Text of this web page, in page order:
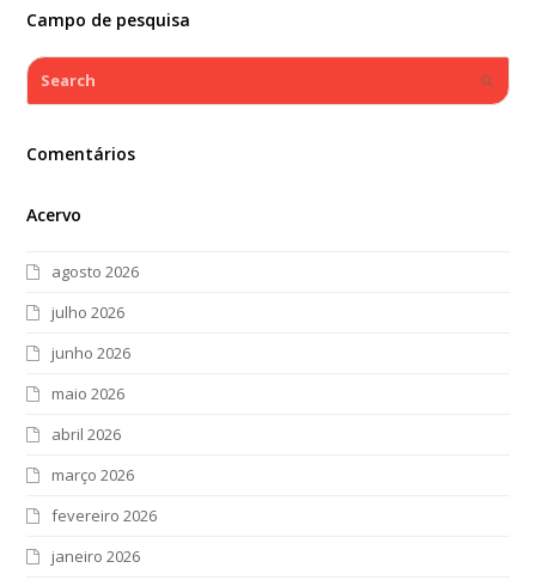
Campo de pesquisa
Search
Comentários
Acervo
agosto 2026
julho 2026
junho 2026
maio 2026
abril 2026
março 2026
fevereiro 2026
janeiro 2026